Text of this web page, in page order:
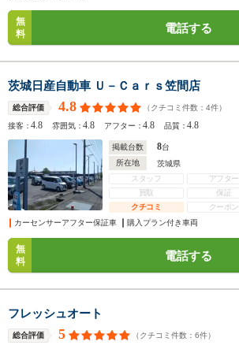
無
料
電話する
茨城日産自動車 Ｕ－Ｃａｒｓ笠間店
総合評価 4.8 （クチコミ件数： 4件）
接客：4.8 雰囲気：4.8 アフター：4.8 品質：4.8
掲載台数 8台
所在地
茨城県
スタッフ
アフター
買取
保証
クチコミ
クーポン
カーセンサーアフター保証車
購入プラン付き車両
無
料
電話する
フレッシュオート
総合評価 5 （クチコミ件数： 6件）